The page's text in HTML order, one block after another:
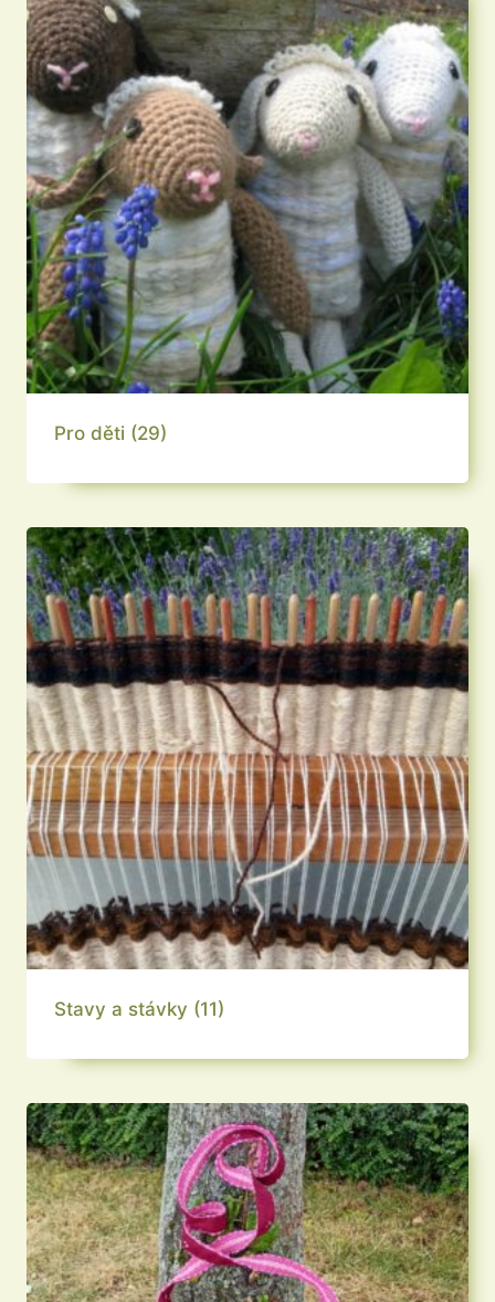
Pro děti (29)
Stavy a stávky (11)